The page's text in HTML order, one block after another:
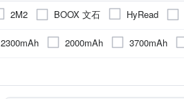
2M2 BOOX 文石 HyRead
博客來
2300mAh 2000mAh 3700mAh